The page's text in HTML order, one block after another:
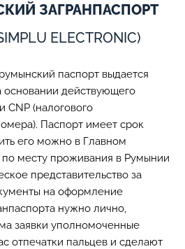
ЗАГРАНПАСПОРТ
ELECTRONIC)
паспорт выдается
действующего
CNP (налогового
Паспорт имеет срок
его можно в Главном
месту проживания в Румынии
представительство за
на оформление
нужно лично,
заявки уполномоченные
отпечатки пальцев и сделают